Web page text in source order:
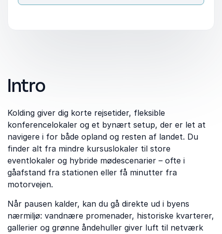
Intro
Kolding giver dig korte rejsetider, fleksible
konferencelokaler og et bynært setup, der er let at
navigere i for både opland og resten af landet. Du
finder alt fra mindre kursuslokaler til store
eventlokaler og hybride mødescenarier – ofte i
gåafstand fra stationen eller få minutter fra
motorvejen.
Når pausen kalder, kan du gå direkte ud i byens
nærmiljø: vandnære promenader, historiske kvarterer,
gallerier og grønne åndehuller giver luft til netværk